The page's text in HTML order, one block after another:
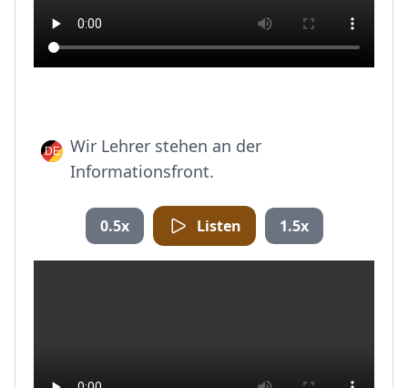
Wir Lehrer stehen an der
Informationsfront.
0.5x Listen 1.5x